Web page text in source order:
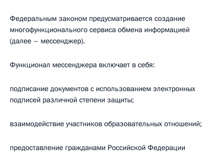
Федеральным законом предусматривается создание
многофункционального сервиса обмена информацией
(далее – мессенджер).
Функционал мессенджера включает в себя:
подписание документов с использованием электронных
подписей различной степени защиты;
взаимодействие участников образовательных отношений;
предоставление гражданами Российской Федерации